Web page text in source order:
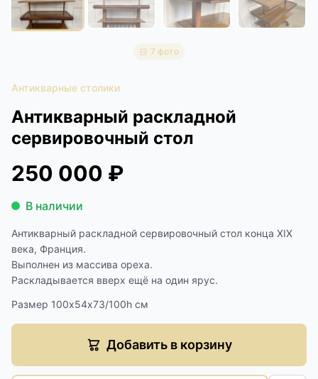
7 фото
Антикварные столики
Антикварный раскладной
сервировочный стол
250 000 ₽
В наличии
Антикварный раскладной сервировочный стол конца XIX
века, Франция.
Выполнен из массива ореха.
Раскладывается вверх ещё на один ярус.
Размер 100х54х73/100h см
Добавить в корзину